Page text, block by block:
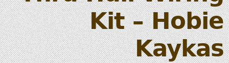
Kit – Hobie
Kaykas